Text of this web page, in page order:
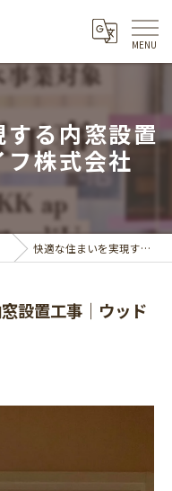
る内窓設置
株式会社
快適な住まいを実現する内窓設置工事｜ウッドライフ株式会社
設置工事｜ウッド